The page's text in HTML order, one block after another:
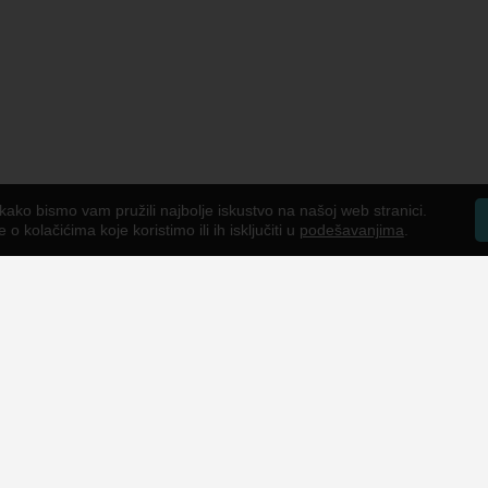
bismo vam pružili najbolje iskustvo na našoj web stranici.
o kolačićima koje koristimo ili ih isključiti u podešavanjima